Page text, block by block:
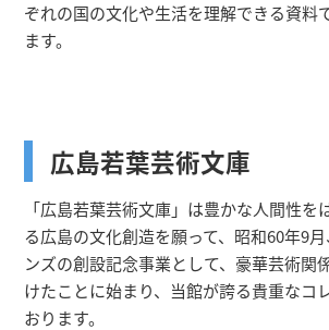
ぞれの国の文化や生活を理解できる資料
ます。
広島若葉芸術文庫
「広島若葉芸術文庫」は豊かな人間性を
る広島の文化創造を願って、昭和60年9
ンズの創設記念事業として、豪華芸術関
けたことに始まり、当館が誇る貴重なコ
おります。